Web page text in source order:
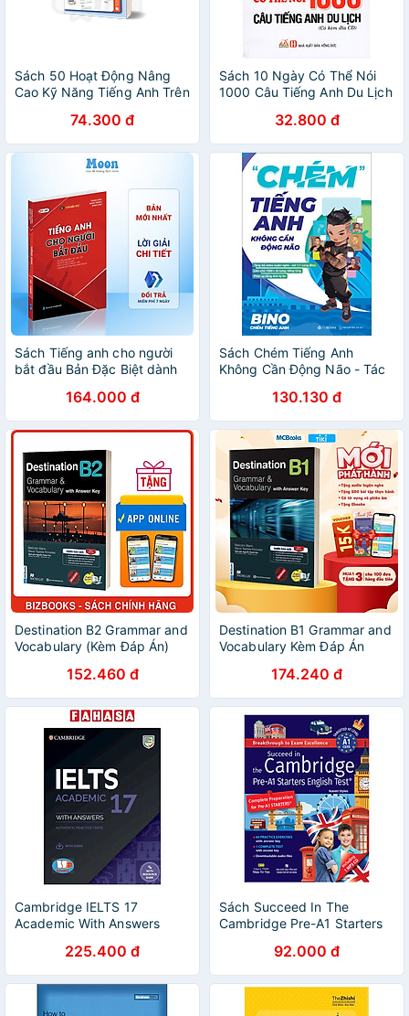
Sách 50 Hoạt Động Nâng
Cao Kỹ Năng Tiếng Anh Trên
Học Sinh Tiểu Học
74.300 đ
Sách 10 Ngày Có Thể Nói
1000 Câu Tiếng Anh Du Lịch
32.800 đ
Sách Tiếng anh cho người
bắt đầu Bản Đặc Biệt dành
Moonbook164.000 đ
Sách Chém Tiếng Anh
Không Cần Động Não - Tác
tiếng anh) - Phiên bản đặc
biệt
130.130 đ
Destination B2 Grammar and
Vocabulary (Kèm Đáp Án)
hành MCBooks
152.460 đ
Destination B1 Grammar and
Vocabulary Kèm Đáp Án
174.240 đ
Cambridge IELTS 17
Academic With Answers
225.400 đ
Sách Succeed In The
Cambridge Pre-A1 Starters
File MP3)92.000 đ